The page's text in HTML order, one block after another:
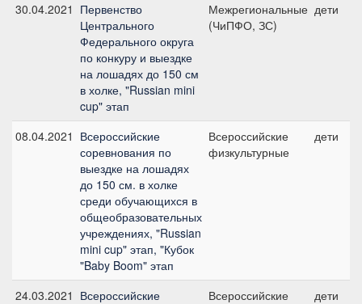
30.04.2021 Первенство
Центрального
Федерального округа
по конкуру и выездке
на лошадях до 150 см
в холке, "Russian mini
cup" этап
Межрегиональные
(ЧиПФО, ЗС)
дети
08.04.2021 Всероссийские
соревнования по
выездке на лошадях
до 150 см. в холке
среди обучающихся в
общеобразовательных
учреждениях, "Russian
mini cup" этап, "Кубок
"Baby Boom" этап
Всероссийские
физкультурные
дети
24.03.2021 Всероссийские
Всероссийские
дети